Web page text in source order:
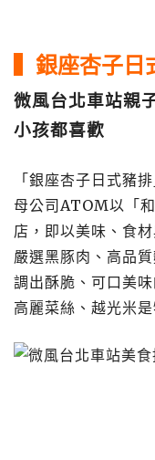
▍銀座杏子日
微風台北車站親
小孩都喜歡
「銀座杏子日式豬
母公司ATOM以「
店，即以美味、食
嚴選黑豚肉、高品
調出酥脆、可口美
高麗菜絲、越光米是